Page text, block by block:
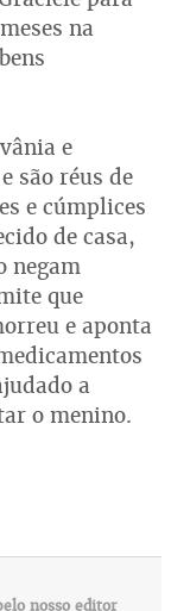
na
e
são réus de
e cúmplices
de casa,
negam
que
e aponta
a
o menino.
nosso editor